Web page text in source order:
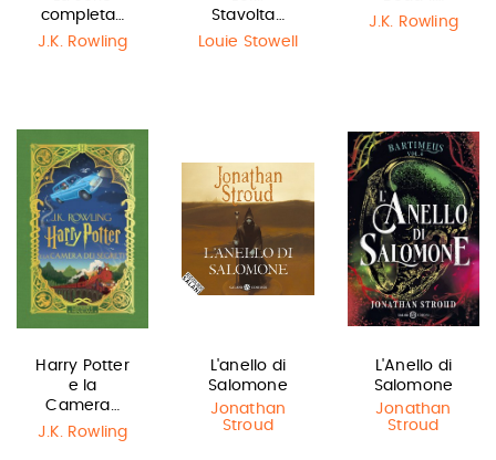
completa…
J.K. Rowling
Stavolta…
Louie Stowell
J.K. Rowling
Harry Potter
e la
Camera…
J.K. Rowling
L'anello di
Salomone
Jonathan
Stroud
L'Anello di
Salomone
Jonathan
Stroud